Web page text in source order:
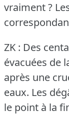
vraiment ?
ZK : Des
évacuées de
après une
eaux. Les
le point à la